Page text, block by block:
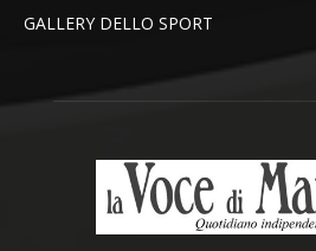
GALLERY DELLO SPORT